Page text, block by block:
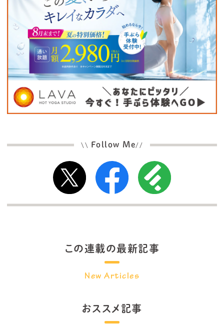
\\ Follow Me//
この連載の最新記事
おススメ記事